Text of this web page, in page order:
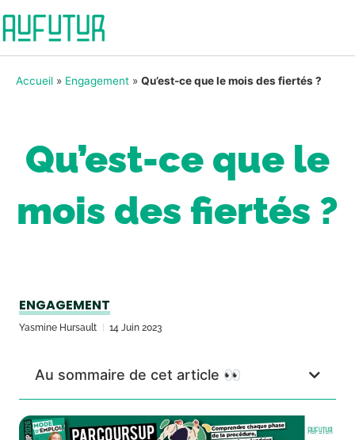
Accueil » Engagement » Qu’est-ce que le mois des fiertés ?
Qu’est-ce que le
mois des fiertés ?
ENGAGEMENT
Yasmine Hursault 14 Juin 2023
Au sommaire de cet article 👀